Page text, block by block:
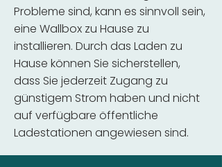
Probleme sind, kann es sinnvoll sein,
eine Wallbox zu Hause zu
installieren. Durch das Laden zu
Hause können Sie sicherstellen,
dass Sie jederzeit Zugang zu
günstigem Strom haben und nicht
auf verfügbare öffentliche
Ladestationen angewiesen sind.